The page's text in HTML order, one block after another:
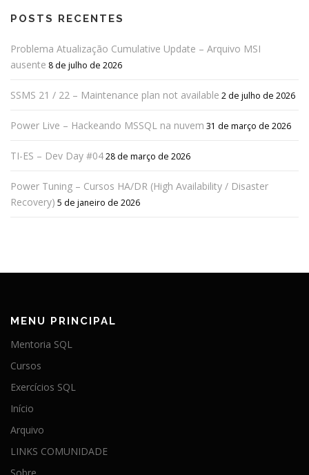
POSTS RECENTES
Problema Atualização Cumulative Update – Arquivo MSI
ausente 8 de julho de 2026
SSMS 21 / 22 – Maintenance plan not available 2 de julho de 2026
Power Live – Hackeando MSSQL na nuvem 31 de março de 2026
TI-ES – Dev Day #0428 de março de 2026
Power Tuning – Cursos HA/DR (High Availability / Disaster
Recovery) 5 de janeiro de 2026
MENU PRINCIPAL
Mentoria SQL
Cursos
Exercícios SQL
Início
Arquivo
LINKS COMUNIDADE